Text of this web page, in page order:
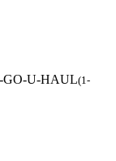
GO-U-HAUL(1-